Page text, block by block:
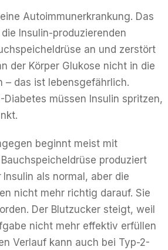
Autoimmunerkrankung. Das
Insulin-produzierenden
an und zerstört
der Körper Glukose nicht in die
– das ist lebensgefährlich.
Diabetes müssen Insulin spritzen,
beginnt meist mit
produziert
Insulin als normal, aber die
nicht mehr richtig darauf. Sie
Der Blutzucker steigt, weil
nicht mehr effektiv erfüllen
Verlauf kann auch bei Typ-2-